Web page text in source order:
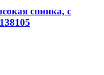
спинка, с